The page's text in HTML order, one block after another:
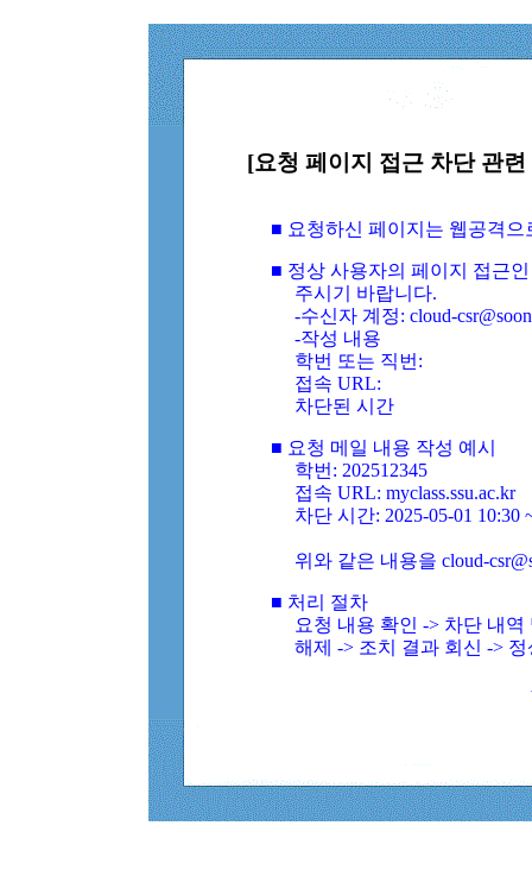
[요청 페이지 접근 차단 관
■ 요청하신 페이지는 웹공격
■ 정상 사용자의 페이지 접근
주시기 바랍니다.
-수신자 계정: cloud-
-작성 내용
학번 또는 직번:
접속 URL:
차단된 시간
■ 요청 메일 내용 작성 예시
학번: 202512345
접속 URL: myclass.ssu.ac.kr
차단 시간: 2025-05-01 10:30
위와 같은 내용을 cloud-
■ 처리 절차
요청 내용 확인 -> 차단 내
해제 -> 조치 결과 회신 ->